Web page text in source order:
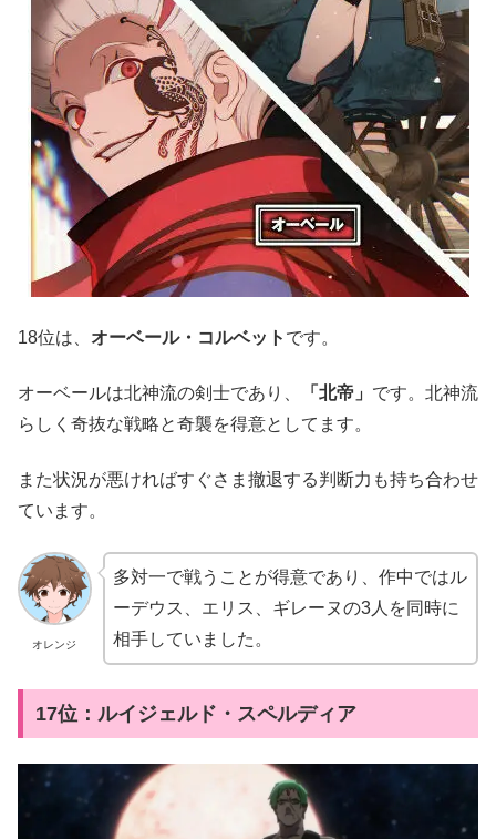
18位は、 オーベール・コルベット です。
オーベールは北神流の剣士であり、 「北帝」 です。北神流
らしく奇抜な戦略と奇襲を得意としてます。
また状況が悪ければすぐさま撤退する判断力も持ち合わせ
ています。
オレンジ
多対一で戦うことが得意であり、作中ではル
ーデウス、エリス、ギレーヌの3人を同時に
相手していました。
17位：ルイジェルド・スペルディア